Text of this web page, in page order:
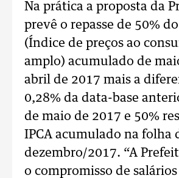
Na prática a proposta da
prevê o repasse de 50%
(Índice de preços ao
amplo) acumulado de
abril de 2017 mais a
0,28% da data-base
de maio de 2017 e 50%
IPCA acumulado na folha
dezembro/2017. “A
o compromisso de